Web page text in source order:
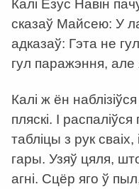
Калі Езус Навін
сказаў Майсею: У
адказаў: Гэта не
гул паражэння, але
Калі ж ён
пляскі. І
табліцы з рук
гары. Узяў цяля,
агні. Сцёр яго ў